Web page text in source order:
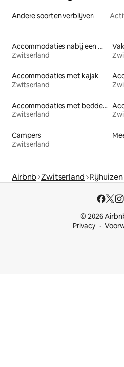
Andere soorten verblijven
Accommodaties nabij een meer
Zwitserland
Accommodaties met kajak
Zwitserland
Accommodaties met bedden op toegankelijke hoogte
Zwitserland
Campers
Zwitserland
Airbnb Zwitserland Rijhuizen
© 2026
Privacy